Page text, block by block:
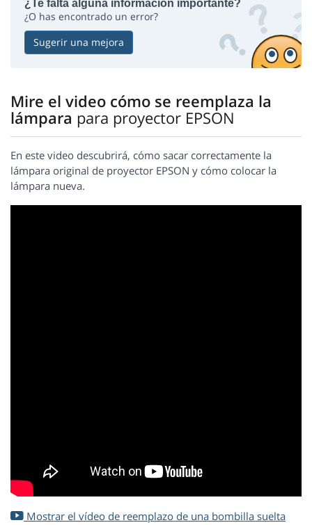
¿Te falta alguna información importante?
¿O has encontrado un error?
Sugerir una mejora
Mire el video cómo se reemplaza la
lámpara para proyector EPSON
En este video descubrirá, cómo sacar correctamente la
lámpara original de proyector EPSON y cómo colocar la
lámpara nueva.
Mostrar el vídeo de reemplazo de una bombilla suelta